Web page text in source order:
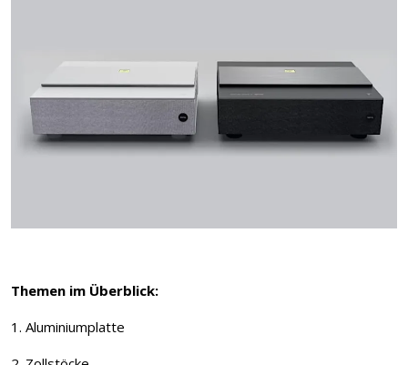
Themen im Überblick:
1. Aluminiumplatte